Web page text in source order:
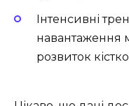
Інтенсивні
навантаження
розвиток